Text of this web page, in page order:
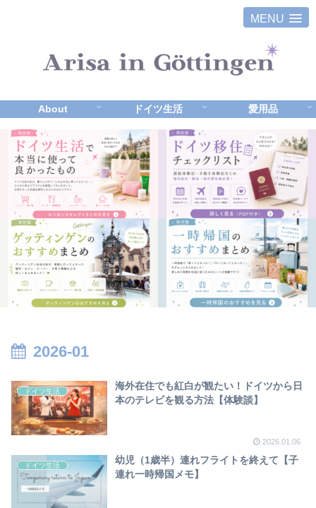
MENU
About ドイツ生活 愛用品
2026-01
ドイツ生活
海外在住でも紅白が観たい！ドイツから日
本のテレビを観る方法【体験談】
2026.01.06
ドイツ生活
幼児（1歳半）連れフライトを終えて【子
連れ一時帰国メモ】